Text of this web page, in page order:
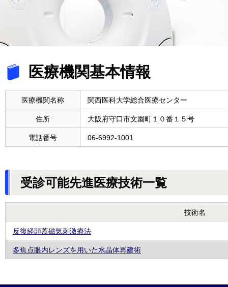
医療機関基本情報
医療機関名称 関西医科大学総合医療センター
住所 大阪府守口市文園町１０番１５号
電話番号 06-6992-1001
受診可能先進医療技術一覧
技術名
反復経頭蓋磁気刺激療法
多焦点眼内レンズを用いた水晶体再建術